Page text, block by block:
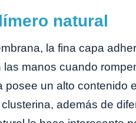
natural
la fina capa
manos cuando
posee un alto contenido
además de